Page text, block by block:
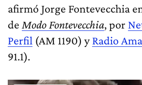
afirmó Jorge Fontevecchia
de Modo Fontevecchia, por
Perfil (AM 1190) yRadio
91.1).